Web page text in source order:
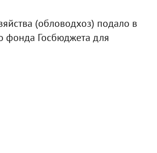
(обловодхоз) подало в
фонда Госбюджета для